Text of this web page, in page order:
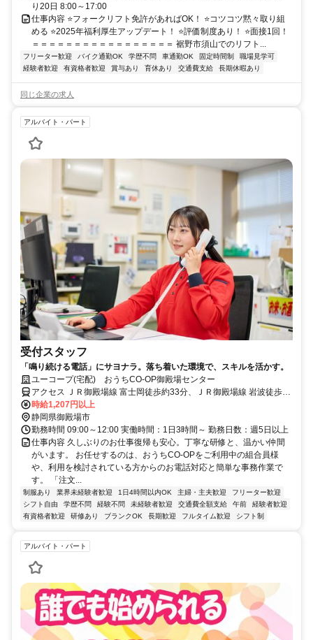
り20日 8:00～17:00
仕事内容 ⭐フォークリフト免許があればOK！ ⭐コツコツ黙々取り組
める ⭐2025年福利厚生アップデート！ ⭐評価制度あり！ ⭐面接1回！
＝＝＝＝＝＝＝＝＝＝＝＝＝＝＝＝＝ 裾野市須山でのリフト...
フリーター歓迎 バイク通勤OK 学歴不問 車通勤OK 固定時間制
職場見学可
経験者歓迎
有資格者歓迎 賞与あり 育休あり 交通費支給 長期休暇あり
同じ企業の求人
アルバイト・パート
受付スタッフ
「鳴り続ける電話」にサヨナラ。落ち着いた環境で、スキルを活かす。
ユーコープ(宅配) おうちCO-OP御殿場センター
アクセス ＪＲ御殿場線 富士岡徒歩約33分、ＪＲ御殿場線 岩波徒歩約
32分、ＪＲ御殿場線 南御殿場徒歩約65分
時給1,207円以上
静岡県御殿場市
勤務時間 09:00～12:00 実働時間：1日3時間～ 勤務日数：週5日以上
仕事内容 久しぶりのお仕事復帰も安心。丁寧な研修と、温かい仲間
がいます。 お任せするのは、おうちCO-OPをご利用中の組合員様
や、利用を検討されている方からのお電話対応と簡単な事務作業で
す。 「注文...
制服あり 業界未経験者歓迎 1日4時間以内OK 主婦・主夫歓迎
フリーター歓迎
シフト自由
学歴不問 経験不問 未経験者歓迎 交通費全額支給 午前
経験者歓迎
有資格者歓迎
研修あり ブランクOK 長期歓迎 フルタイム歓迎 シフト制
アルバイト・パート